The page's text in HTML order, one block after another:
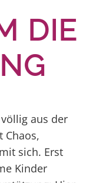
DIE
aus der
Chaos,
sich. Erst
Kinder